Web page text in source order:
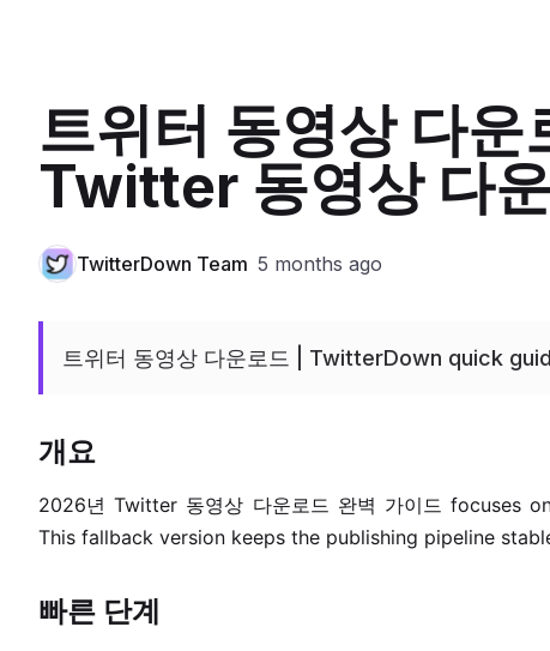
트위터 동영상 다
Twitter 동영상 다
TwitterDown Team 5 months ago
트위터 동영상 다운로드 | TwitterDown quick
개요
2026년 Twitter 동영상 다운로드 완벽 가이드 focuses
This fallback version keeps the publishing pipeline
빠른 단계